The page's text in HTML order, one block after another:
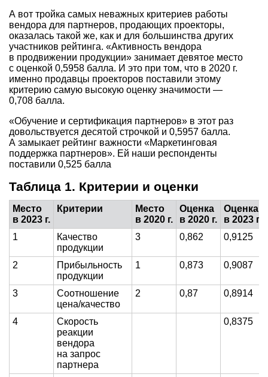
А вот тройка самых неважных критериев работы
вендора для партнеров, продающих проекторы,
оказалась такой же, как и для большинства других
участников рейтинга. «Активность вендора
в продвижении продукции» занимает девятое место
с оценкой 0,5958 балла. И это при том, что в 2020 г.
именно продавцы проекторов поставили этому
критерию самую высокую оценку значимости —
0,708 балла.
«Обучение и сертификация партнеров» в этот раз
довольствуется десятой строчкой и 0,5957 балла.
А замыкает рейтинг важности «Маркетинговая
поддержка партнеров». Ей наши респонденты
поставили 0,525 балла
Таблица 1. Критерии и оценки
Место
в 2023 г.
Критерии
Место
в 2020 г.
Оценка
в 2020 г.
Оценка
в 2023 г.
1
Качество
продукции
3 0,862 0,9125
2
Прибыльность
продукции
1 0,873 0,9087
3
Соотношение
цена/качество
2 0,87 0,8914
4
Скорость
реакции
вендора
на запрос
партнера
0,8375